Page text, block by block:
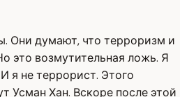
Они думают, что терроризм и
это возмутительная ложь. Я
я не террорист. Этого
Усман Хан. Вскоре после этой